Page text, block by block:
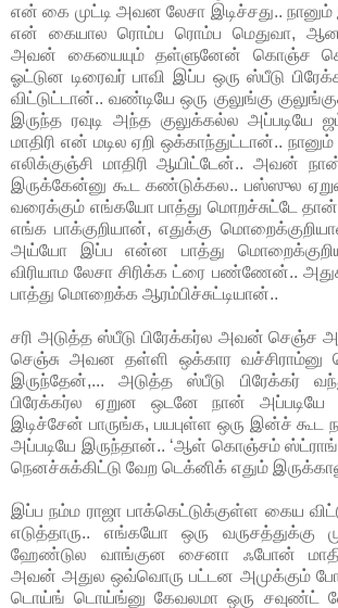
என் கை முட்டி அவன லேசா இடிச்சது.. நானும்
என் கையால ரொம்ப ரொம்ப மெதுவா,
அவன் கையையும் தள்ளுனேன் கொஞ்ச
ஓட்டுன டிரைவர் பாவி இப்ப ஒரு ஸ்பீடு
விட்டுட்டான்.. வண்டியே ஒரு குலுங்கு
இருந்த ரவுடி அந்த குலுக்கல்ல
மாதிரி என் மடில ஏறி ஒக்காந்துட்டான்..
எலிக்குஞ்சி மாதிரி ஆயிட்டேன்.. அவன்
இருக்கேன்னு கூட கண்டுக்கல.. பஸ்ஸுல
வரைக்கும் எங்கயோ பாத்து மொறச்சுட்டே
எங்க பாக்குறியான், எதுக்கு
அய்யோ இப்ப என்ன பாத்து
விரியாம லேசா சிரிக்க ட்ரை பண்ணேன்..
பாத்து மொறைக்க ஆரம்பிச்சுட்டியான்..
சரி அடுத்த ஸ்பீடு பிரேக்கர்ல அவன் செஞ்ச
செஞ்சு அவன தள்ளி ஒக்கார வச்சிராம்னு
இருந்தேன்,... அடுத்த ஸ்பீடு பிரேக்கர்
பிரேக்கர்ல ஏறுன ஒடனே நான்
இடிச்சேன் பாருங்க, பயபுள்ள ஒரு இன்ச் கூட
அப்படியே இருந்தான்.. ‘ஆள் கொஞ்சம் ஸ்ட்ராங்
நெனச்சுக்கிட்டு வேற டெக்னிக் எதும்
இப்ப நம்ம ராஜா பாக்கெட்டுக்குள்ள கைய
எடுத்தாரு.. எங்கயோ ஒரு வருசத்துக்கு
ஹேண்டுல வாங்குன சைனா ஃபோன்
அவன் அதுல ஒவ்வொரு பட்டன அமுக்கும்
டொய்ங் டொய்ங்னு கேவலமா ஒரு சவுண்ட்